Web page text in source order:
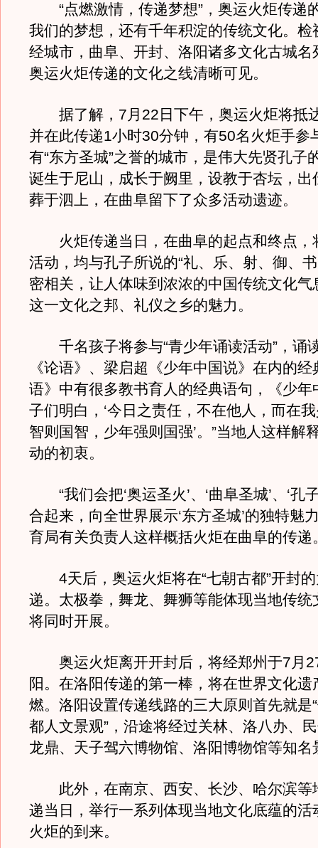
“点燃激情，传递梦想”，奥运火炬传递
我们的梦想，还有千年积淀的传统文化。检
经城市，曲阜、开封、洛阳诸多文化古城名
奥运火炬传递的文化之线清晰可见。
据了解，7月22日下午，奥运火炬将抵
并在此传递1小时30分钟，有50名火炬手参
有“东方圣城”之誉的城市，是伟大先贤孔子
诞生于尼山，成长于阙里，设教于杏坛，出
葬于泗上，在曲阜留下了众多活动遗迹。
火炬传递当日，在曲阜的起点和终点，
活动，均与孔子所说的“礼、乐、射、御、
密相关，让人体味到浓浓的中国传统文化气
这一文化之邦、礼仪之乡的魅力。
千名孩子将参与“青少年诵读活动”，诵
《论语》、梁启超《少年中国说》在内的经
语》中有很多教书育人的经典语句，《少年
子们明白，‘今日之责任，不在他人，而在我
智则国智，少年强则国强’。”当地人这样解
动的初衷。
“我们会把‘奥运圣火’、‘曲阜圣城’、‘孔
合起来，向全世界展示‘东方圣城’的独特魅
育局有关负责人这样概括火炬在曲阜的传递
4天后，奥运火炬将在“七朝古都”开封的
递。太极拳，舞龙、舞狮等能体现当地传统
将同时开展。
奥运火炬离开开封后，将经郑州于7月
阳。在洛阳传递的第一棒，将在世界文化遗
燃。洛阳设置传递线路的三大原则首先就是
都人文景观”，沿途将经过关林、洛八办、
龙鼎、天子驾六博物馆、洛阳博物馆等知名
此外，在南京、西安、长沙、哈尔滨等
递当日，举行一系列体现当地文化底蕴的活
火炬的到来。